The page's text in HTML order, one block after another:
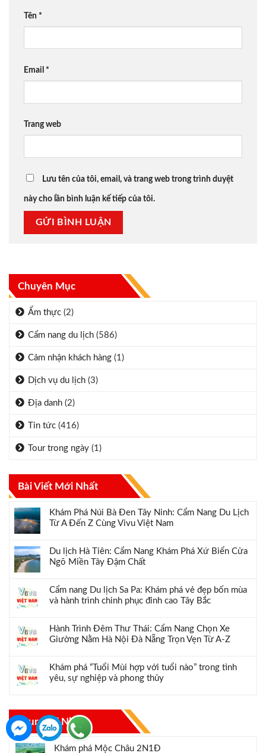
Chuyên Mục
Ẩm thực (2)
Cẩm nang du lịch (586)
Cảm nhận khách hàng (1)
Dịch vụ du lịch (3)
Địa danh (2)
Tin tức (416)
Tour trong ngày (1)
Bài Viết Mới Nhất
Khám Phá Núi Bà Đen Tây Ninh: Cẩm Nang Du Lịch
Từ A Đến Z Cùng Vivu Việt Nam
Du lịch Hà Tiên: Cẩm Nang Khám Phá Xứ Biển Cửa
Ngõ Miền Tây Đậm Chất
Cẩm nang Du lịch Sa Pa: Khám phá vẻ đẹp bốn mùa
và hành trình chinh phục đỉnh cao Tây Bắc
Hành Trình Đêm Thư Thái: Cẩm Nang Chọn Xe
Giường Nằm Hà Nội Đà Nẵng Trọn Vẹn Từ A-Z
Khám phá “Tuổi Mùi hợp với tuổi nào” trong tình
yêu, sự nghiệp và phong thủy
Tour Mới Nhất
Khám phá Mộc Châu 2N1Đ
Tên *
Email *
Trang web
Lưu tên của tôi, email, và trang web trong trình duyệt
này cho lần bình luận kế tiếp của tôi.